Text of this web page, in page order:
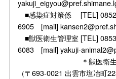
■感染症対策係 [TEL]
6905 [mail]
■獣医衛生管理室 [TEL]
6083 [mail] yakuji-
＊獣医衛生管理室
（〒693-0021 出雲市塩冶町